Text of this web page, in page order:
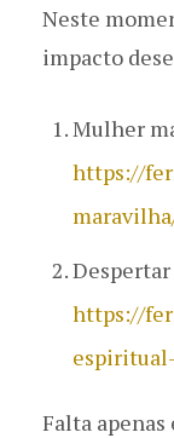
Neste
impacto
Mulher
https://
https://
Falta